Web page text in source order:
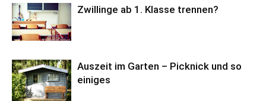
Zwillinge ab 1. Klasse trennen?
Auszeit im Garten – Picknick und so
einiges